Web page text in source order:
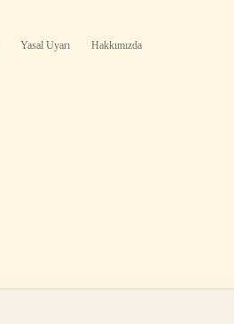
Yasal Uyarı Hakkımızda